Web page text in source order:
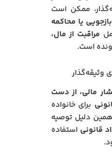
ممکن است
یا محاکمه
مراقبت از مال،
است.
وثیقه‌گذار
مالی، از دست
برای خانواده
دلیل توصیه
قانونی استفاده